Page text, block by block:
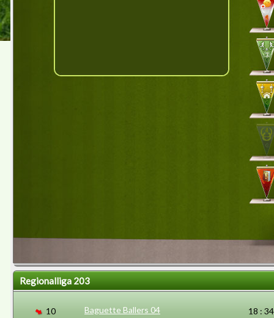
Regionalliga 203
10 Baguette Ballers 04
18 : 34